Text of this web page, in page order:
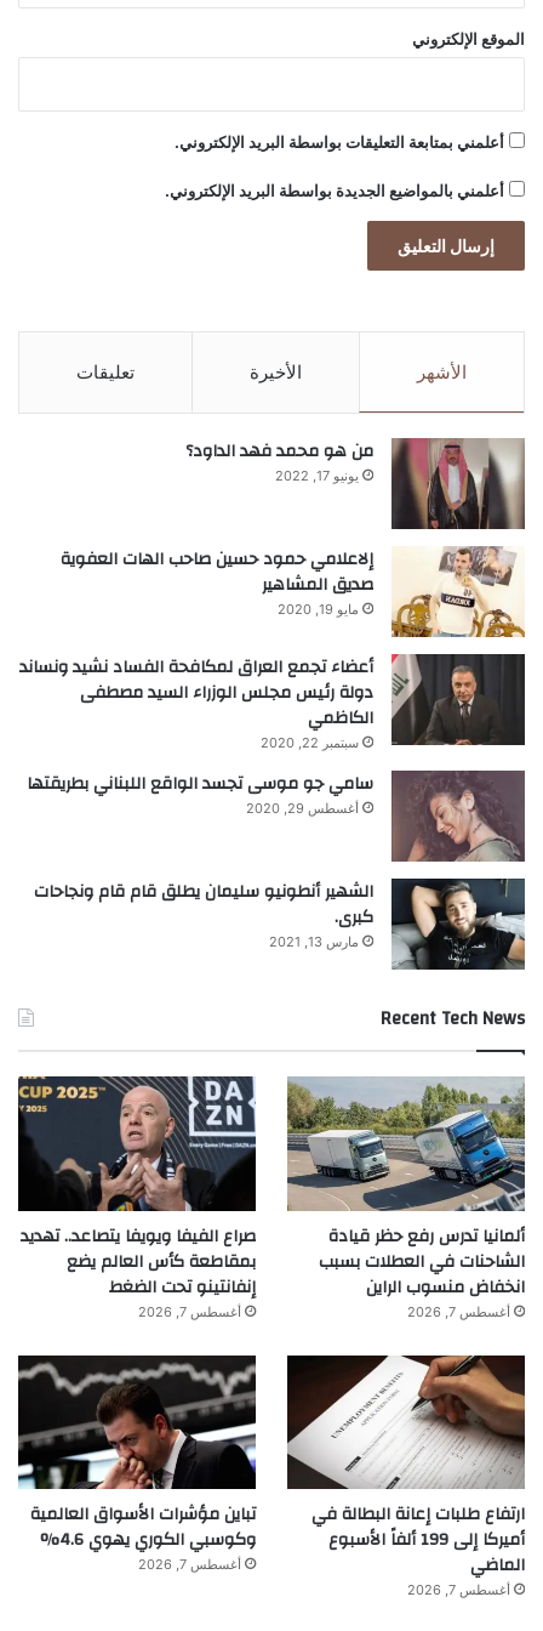
الموقع الإلكتروني
أعلمني بمتابعة التعليقات بواسطة البريد الإلكتروني.
أعلمني بالمواضيع الجديدة بواسطة البريد الإلكتروني.
الأشهر الأخيرة تعليقات
من هو محمد فهد الداود؟
يونيو 17, 2022
إلاعلامي حمود حسين صاحب الهات العفوية
صديق المشاهير
مايو 19, 2020
أعضاء تجمع العراق لمكافحة الفساد نشيد ونساند
دولة رئيس مجلس الوزراء السيد مصطفى
الكاظمي
سبتمبر 22, 2020
سامي جو موسى تجسد الواقع اللبناني بطريقتها
أغسطس 29, 2020
الشهير أنطونيو سليمان يطلق قام قام ونجاحات
كبرى.
مارس 13, 2021
Recent Tech News
ألمانيا تدرس رفع حظر قيادة
الشاحنات في العطلات بسبب
انخفاض منسوب الراين
أغسطس 7, 2026
صراع الفيفا ويويفا يتصاعد.. تهديد
بمقاطعة كأس العالم يضع
إنفانتينو تحت الضغط
أغسطس 7, 2026
ارتفاع طلبات إعانة البطالة في
أميركا إلى 199 ألفاً الأسبوع
الماضي
أغسطس 7, 2026
تباين مؤشرات الأسواق العالمية
وكوسبي الكوري يهوي 4.6%
أغسطس 7, 2026